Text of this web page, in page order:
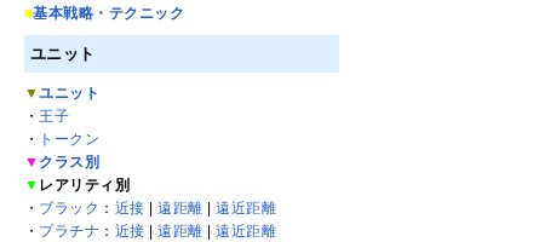
■基本戦略・テクニック
ユニット
▼ユニット
・ 王子
・
トークン
▼ クラス別
▼ レアリティ別
・ ブラック ： 近接 |遠距離 |遠近距離
・ プラチナ ： 近接 |遠距離 |遠近距離